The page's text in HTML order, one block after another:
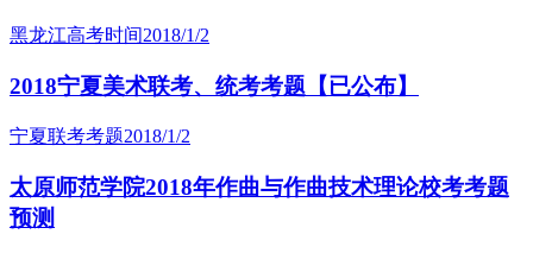
黑龙江高考时间2018/1/2
2018宁夏美术联考、统考考题【已公布】
宁夏联考考题2018/1/2
太原师范学院2018年作曲与作曲技术理论校考考题
预测